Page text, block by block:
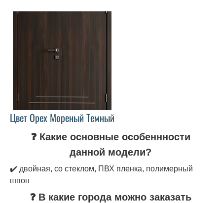
Цвет Орех Мореный Темный
❓ Какие основные особеннности
данной модели?
✔️ двойная, со стеклом, ПВХ пленка, полимерный
шпон
❓ В какие города можно заказать